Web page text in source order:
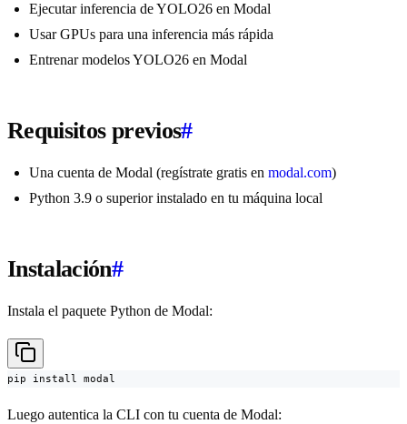
Ejecutar inferencia de YOLO26 en Modal
Usar GPUs para una inferencia más rápida
Entrenar modelos YOLO26 en Modal
Requisitos previos#
Una cuenta de Modal (regístrate gratis en modal.com)
Python 3.9 o superior instalado en tu máquina local
Instalación#
Instala el paquete Python de Modal:
pip install modal
Luego autentica la CLI con tu cuenta de Modal: